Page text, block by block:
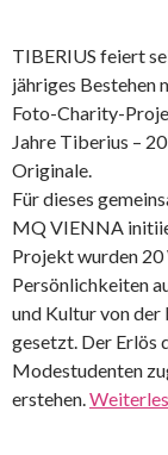
TIBERIUS feiert
jähriges Bestehen
Foto-Charity-
Jahre Tiberius –
Originale.
Für dieses
MQ VIENNA
Projekt wurden 20
Persönlichkeiten
und Kultur von der
gesetzt. Der Erlös
Modestudenten
erstehen.